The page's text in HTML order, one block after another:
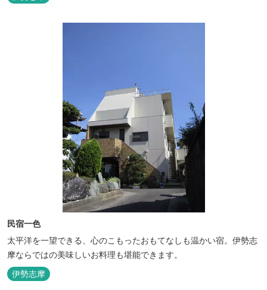
民宿一色
太平洋を一望できる、心のこもったおもてなしも温かい宿。伊勢志
摩ならではの美味しいお料理も堪能できます。
伊勢志摩